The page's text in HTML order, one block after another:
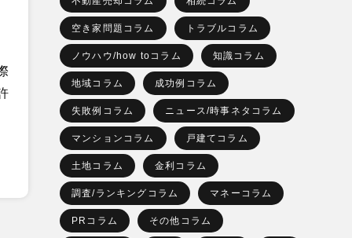
空き家問題コラム トラブルコラム
ノウハウ/how toコラム 知識コラム
地域コラム 成功例コラム
失敗例コラム ニュース/時事ネタコラム
マンションコラム 戸建てコラム
土地コラム 金利コラム
調査/ランキングコラム マネーコラム
PRコラム その他コラム